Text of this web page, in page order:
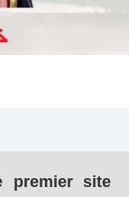
premier site